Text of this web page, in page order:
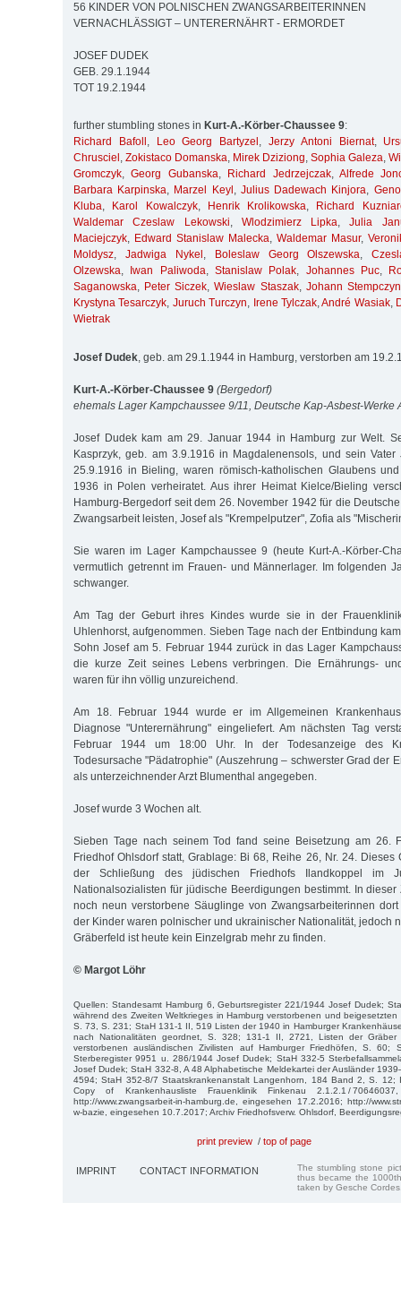
56 KINDER VON POLNISCHEN ZWANGSARBEITERINNEN
VERNACHLÄSSIGT – UNTERERNÄHRT - ERMORDET
JOSEF DUDEK
GEB. 29.1.1944
TOT 19.2.1944
further stumbling stones in Kurt-A.-Körber-Chaussee 9:
Richard Bafoll , Leo Georg Bartyzel ,Jerzy Antoni Biernat,
Chrusciel , Zokistaco Domanska, Mirek Dziziong, Sophia Galeza,
Gromczyk,Georg Gubanska, Richard Jedrzejczak, Alfrede
Barbara Karpinska, Marzel Keyl , Julius Dadewach Kinjora,
Kluba, Karol Kowalczyk, Henrik Krolikowska,
Richard
Waldemar Czeslaw Lekowski, Wlodzimierz Lipka,Julia
Maciejczyk, Edward Stanislaw Malecka, Waldemar Masur,
Moldysz, Jadwiga Nykel , Boleslaw Georg Olszewska,
Olzewska, Iwan Paliwoda,Stanislaw Polak, Johannes Puc,
Saganowska, Peter Siczek,Wieslaw Staszak, Johann
Krystyna Tesarczyk, Juruch Turczyn, Irene Tylczak,André Wasiak,
Wietrak
Josef Dudek , geb. am 29.1.1944 in Hamburg, verstorben am
Kurt-A.-Körber-Chaussee 9 (Bergedorf)
ehemals Lager Kampchaussee 9/11, Deutsche Kap-Asbest-Werke
Josef Dudek kam am 29. Januar 1944 in Hamburg zur Welt.
Kasprzyk, geb. am 3.9.1916 in Magdalenensols, und sein
25.9.1916 in Bieling, waren römisch-katholischen Glaubens
1936 in Polen verheiratet. Aus ihrer Heimat Kielce/Bieling
Hamburg-Bergedorf seit dem 26. November 1942 für die
Zwangsarbeit leisten, Josef als "Krempelputzer", Zofia als
Sie waren im Lager Kampchaussee 9 (heute Kurt-A.-Körber-
vermutlich getrennt im Frauen- und Männerlager. Im folgenden
schwanger.
Am Tag der Geburt ihres Kindes wurde sie in der
Uhlenhorst, aufgenommen. Sieben Tage nach der Entbindung
Sohn Josef am 5. Februar 1944 zurück in das Lager
die kurze Zeit seines Lebens verbringen. Die Ernährungs-
waren für ihn völlig unzureichend.
Am 18. Februar 1944 wurde er im Allgemeinen
Diagnose "Unterernährung" eingeliefert. Am nächsten Tag
Februar 1944 um 18:00 Uhr. In der Todesanzeige des
Todesursache "Pädatrophie" (Auszehrung – schwerster Grad der
als unterzeichnender Arzt Blumenthal angegeben.
Josef wurde 3 Wochen alt.
Sieben Tage nach seinem Tod fand seine Beisetzung am 26.
Friedhof Ohlsdorf statt, Grablage: Bi 68, Reihe 26, Nr. 24. Dieses
der Schließung des jüdischen Friedhofs Ilandkoppel im
Nationalsozialisten für jüdische Beerdigungen bestimmt. In
noch neun verstorbene Säuglinge von Zwangsarbeiterinnen
der Kinder waren polnischer und ukrainischer Nationalität, jedoch
Gräberfeld ist heute kein Einzelgrab mehr zu finden.
© Margot Löhr
Quellen: Standesamt Hamburg 6, Geburtsregister 221/1944 Josef Dudek;
während des Zweiten Weltkrieges in Hamburg verstorbenen und beigesetzten
S. 73, S. 231; StaH 131-1 II, 519 Listen der 1940 in Hamburger
nach Nationalitäten geordnet, S. 328; 131-1 II, 2721, Listen der Gräber
verstorbenen ausländischen Zivilisten auf Hamburger Friedhöfen, S. 60;
Sterberegister 9951 u. 286/1944 Josef Dudek; StaH 332-5
Josef Dudek; StaH 332-8, A 48 Alphabetische Meldekartei der Ausländer
4594; StaH 352-8/7 Staatskrankenanstalt Langenhorn, 184 Band 2, S. 12;
Copy of Krankenhausliste Frauenklinik Finkenau 2.1.2.1 /
http://www.zwangsarbeit-in-hamburg.de, eingesehen 17.2.2016; http://
w-bazie, eingesehen 10.7.2017; Archiv Friedhofsverw. Ohlsdorf,
print preview / top of page
IMPRINT CONTACT INFORMATION
The stumbling stone
thus became the
taken by Gesche